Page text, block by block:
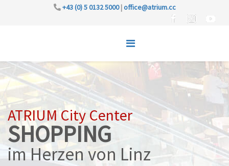
+43 (0) 5 0132 5000|office@atrium.cc
ATRIUM City Center
SHOPPING
im Herzen von Linz